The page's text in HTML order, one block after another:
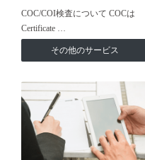
COC/COI検査について COCは
Certificate …
その他のサービス